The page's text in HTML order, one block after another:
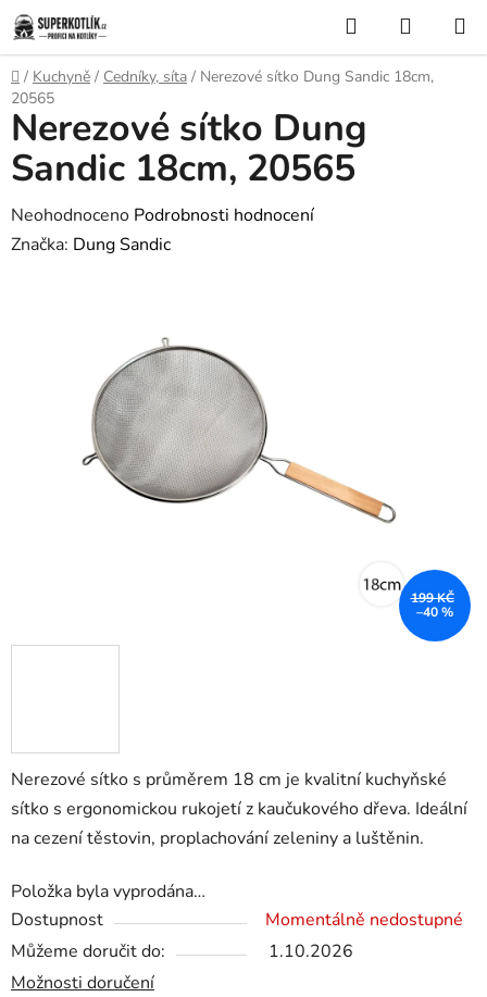
Přejít
na
obsah
Hledat
KOŠÍK
Domů
/ Kuchyně / Cedníky, síta / Nerezové sítko Dung Sandic 18cm,
20565
Nerezové sítko s průměrem 18 cm je kvalitní kuchyňské
sítko s ergonomickou rukojetí z kaučukového dřeva. Ideální
na cezení těstovin, proplachování zeleniny a luštěnin.
Položka byla vyprodána…
Dostupnost
Momentálně nedostupné
Můžeme doručit do:
1.10.2026
Možnosti doručení
Nerezové sítko Dung
Sandic 18cm, 20565
Průměrné
hodnocení
Neohodnoceno Podrobnosti hodnocení
Značka: Dung Sandic
199 KČ
–40 %